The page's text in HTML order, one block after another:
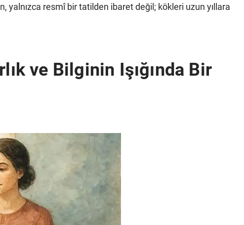
yalnızca resmî bir tatilden ibaret değil; kökleri uzun yıllara
ve Bilginin Işığında Bir